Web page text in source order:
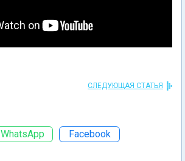
СЛЕДУЮЩАЯ СТАТЬЯ
WhatsApp Facebook